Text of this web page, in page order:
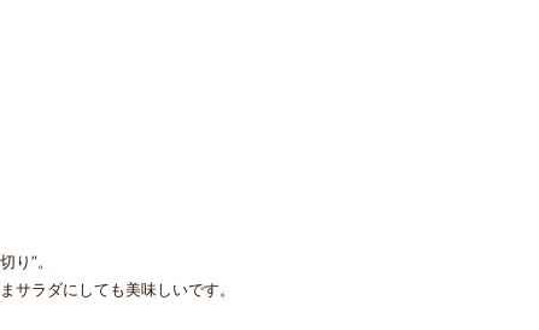
り”。
サラダにしても美味しいです。